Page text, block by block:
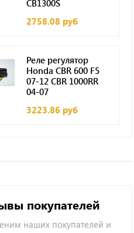
CB1300S
2758.08 руб
Реле регулятор
Honda CBR 600 F5
07-12 CBR 1000RR
04-07
3223.86 руб
покупателей
наших покупателей и